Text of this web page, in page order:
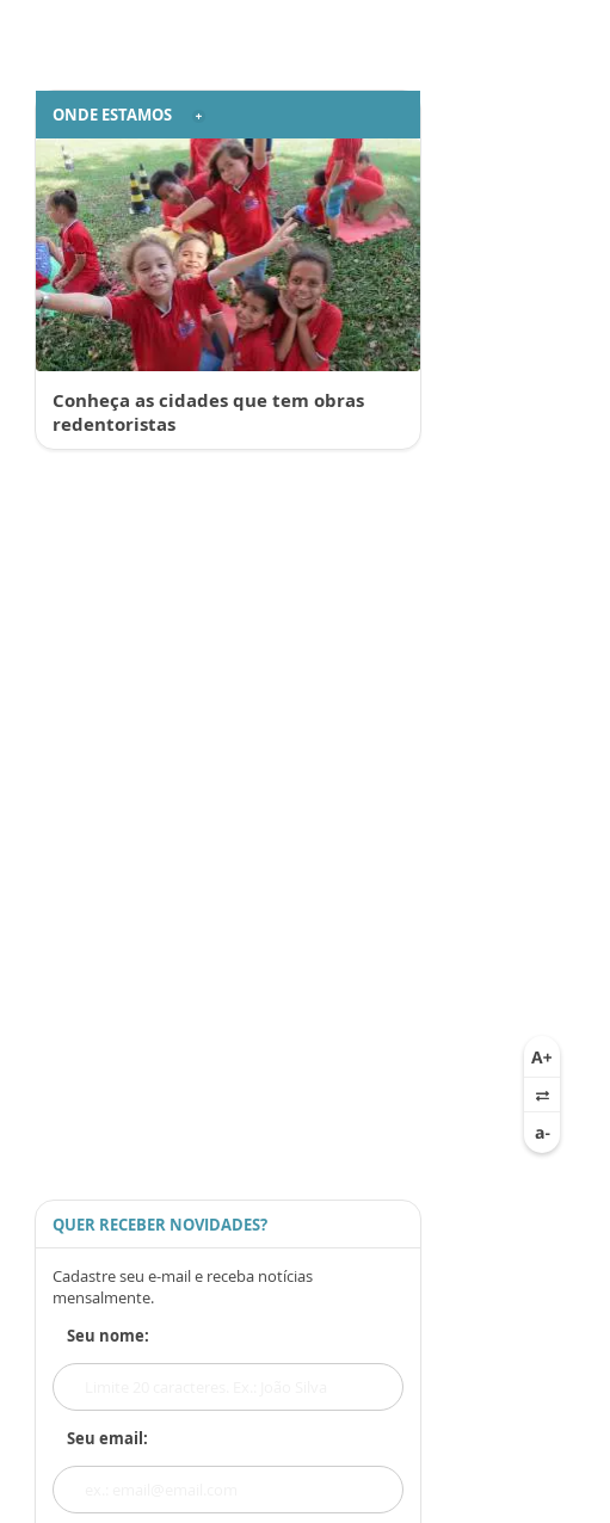
ONDE ESTAMOS
Conheça as cidades que tem obras
redentoristas
QUER RECEBER NOVIDADES?
Cadastre seu e-mail e receba notícias
mensalmente.
Seu nome:
Seu email: